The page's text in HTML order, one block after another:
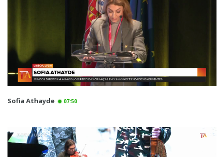
Sofia Athayde 07:50